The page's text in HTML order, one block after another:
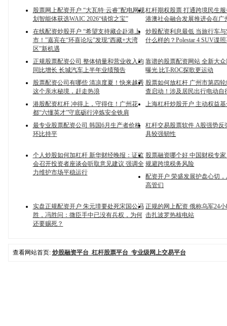
股票网上配资开户 “大瓦特·云睿”配电网规
划智能体获选WAIC 2026“镇馆之宝”
杠杆期权股票 打通跨境民生
港澳社会融合发展推进会在广
在线配资炒股开户 “希望支持藏企赴港上
市！”嘉宾在“环喜论坛”发现“西藏+大湾
区”新机遇
炒股配资利息最低 当旅行车
什么样的？Polestar 4 SUV谍
正规股票配资公司 整体销量和营业收入均
同比增长 长城汽车上半年业绩预告
靠谱的股票配资网站 全新大
曝光 比T-ROC探歌更运动
股票配资公司有哪些 清凉度夏！快来越秀
这个亲水秘境，赶走热浪
股票如何放杠杆 广州市第四
查启动！涉及居民出行电动自
港股配资杠杆 冲得上，守得住！广州花
都“六懂英才”守底砺行淬炼安全铁肩
上海杠杆炒股开户 主动权益
最专业股票配资公司 韩国6月生产者价格
环比持平
杠杆交易股票软件 A股强势反
具较强韧性
个人炒股如何加杠杆 新华财经晚报：证监
会召开投资者座谈会听取意见建议 强调全
力维护市场平稳运行
股票融资哪个好 中国财税专
规避跨境税务风险
配资开户 荣盛发展护盘心切
高管们
实盘正规配资开户 朱元璋要处死宋国公冯
胜，冯胜问：微臣手中已没有兵权，为何
还要赐死？
正规的网上配资 俄称乌军24
击扎波罗热核电站
查看网站首页: 炒股融资平台_杠杆股票平台_专业级网上交易平台